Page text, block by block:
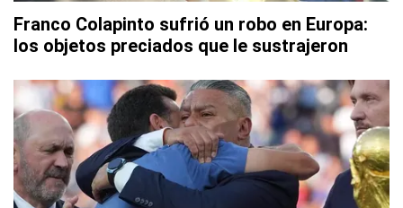
Franco Colapinto sufrió un robo en Europa:
los objetos preciados que le sustrajeron